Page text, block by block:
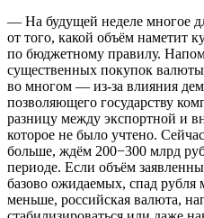
— На будущей неделе многое
от того, какой объём наметит
по бюджетному правилу.
существенных покупок
во многом — из-за влияния
позволяющего государству
разницу между экспортной и
которое не было учтено.
больше, ждём 200−300 млрд
периоде. Если объём
базово ожидаемых, спад рубля
меньше, российская валюта,